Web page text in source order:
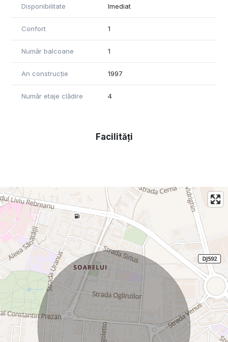
Disponibilitate Imediat
Confort 1
Număr balcoane 1
An construcție 1997
Număr etaje clădire 4
Facilități